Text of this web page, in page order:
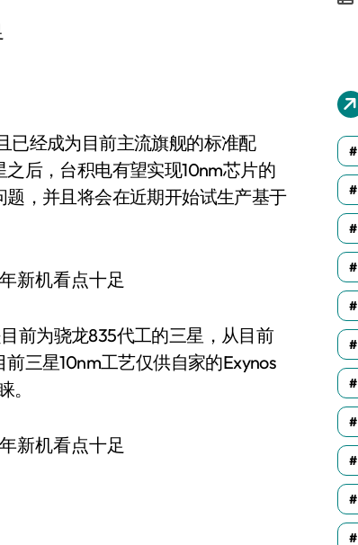
已经成为目前主流旗舰的标准配
后，台积电有望实现10nm芯片的
，并且将会在近期开始试生产基于
前为骁龙835代工的三星，从目前
三星10nm工艺仅供自家的Exynos